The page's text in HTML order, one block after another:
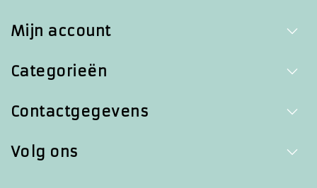
Mijn account
Categorieën
Contactgegevens
Volg ons